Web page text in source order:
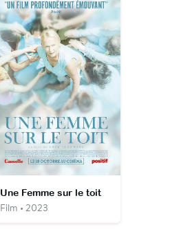
Une Femme sur le toit
Film • 2023